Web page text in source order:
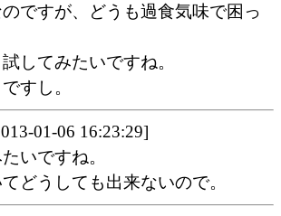
ですが、どうも過食気味で困っ
してみたいですね。
すし。
01-06 16:23:29]
いですね。
どうしても出来ないので。